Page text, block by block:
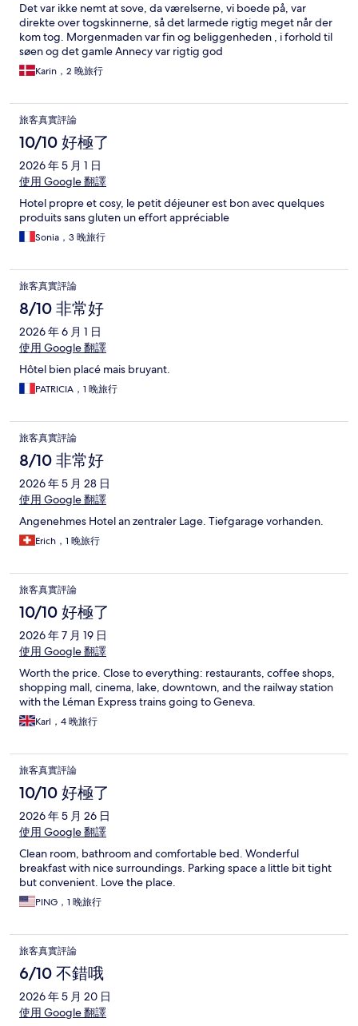
Det var ikke nemt at sove, da værelserne, vi boede på, var
direkte over togskinnerne, så det larmede rigtig meget når der
kom tog. Morgenmaden var fin og beliggenheden , i forhold til
søen og det gamle Annecy var rigtig god
Karin，2 晚旅行
旅客真實評論
10/10 好極了
2026 年 5 月 1 日
使用 Google 翻譯
Hotel propre et cosy, le petit déjeuner est bon avec quelques
produits sans gluten un effort appréciable
Sonia，3 晚旅行
旅客真實評論
8/10 非常好
2026 年 6 月 1 日
使用 Google 翻譯
Hôtel bien placé mais bruyant.
PATRICIA，1 晚旅行
旅客真實評論
8/10 非常好
2026 年 5 月 28 日
使用 Google 翻譯
Angenehmes Hotel an zentraler Lage. Tiefgarage vorhanden.
Erich，1 晚旅行
旅客真實評論
10/10 好極了
2026 年 7 月 19 日
使用 Google 翻譯
Worth the price. Close to everything: restaurants, coffee shops,
shopping mall, cinema, lake, downtown, and the railway station
with the Léman Express trains going to Geneva.
Karl，4 晚旅行
旅客真實評論
10/10 好極了
2026 年 5 月 26 日
使用 Google 翻譯
Clean room, bathroom and comfortable bed. Wonderful
breakfast with nice surroundings. Parking space a little bit tight
but convenient. Love the place.
PING，1 晚旅行
旅客真實評論
6/10 不錯哦
2026 年 5 月 20 日
使用 Google 翻譯